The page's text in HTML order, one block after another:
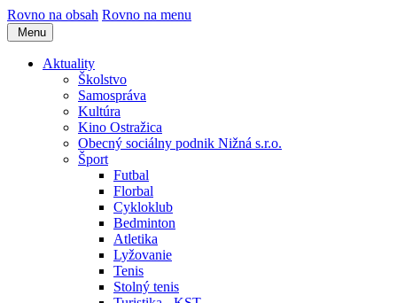
Rovno na obsah Rovno na menu
Menu
Aktuality
Školstvo
Samospráva
Kultúra
Kino Ostražica
Obecný sociálny podnik Nižná s.r.o.
Šport
Futbal
Florbal
Cykloklub
Bedminton
Atletika
Lyžovanie
Tenis
Stolný tenis